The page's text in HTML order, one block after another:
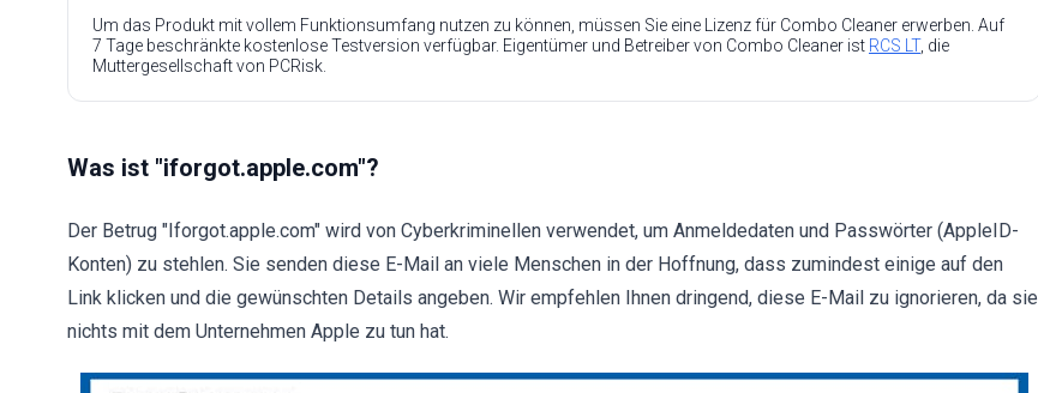
Um das Produkt mit vollem Funktionsumfang nutzen zu können, müssen Sie eine Lizenz für Combo Cleaner erwerben. Auf
7 Tage beschränkte kostenlose Testversion verfügbar. Eigentümer und Betreiber von Combo Cleaner ist RCS LT, die
Muttergesellschaft von PCRisk.
Was ist "iforgot.apple.com"?
Der Betrug "Iforgot.apple.com" wird von Cyberkriminellen verwendet, um Anmeldedaten und Passwörter (AppleID-
Konten) zu stehlen. Sie senden diese E-Mail an viele Menschen in der Hoffnung, dass zumindest einige auf den
Link klicken und die gewünschten Details angeben. Wir empfehlen Ihnen dringend, diese E-Mail zu ignorieren, da sie
nichts mit dem Unternehmen Apple zu tun hat.